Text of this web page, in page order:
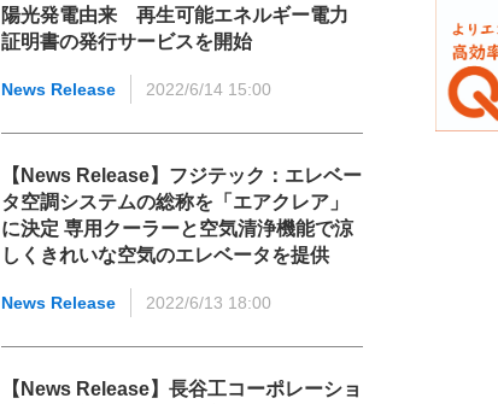
陽光発電由来 再生可能エネルギー電力
証明書の発行サービスを開始
News Release 2022/6/14 15:00
【News Release】フジテック：エレベー
タ空調システムの総称を「エアクレア」
に決定 専用クーラーと空気清浄機能で涼
しくきれいな空気のエレベータを提供
News Release 2022/6/13 18:00
【News Release】長谷工コーポレーショ